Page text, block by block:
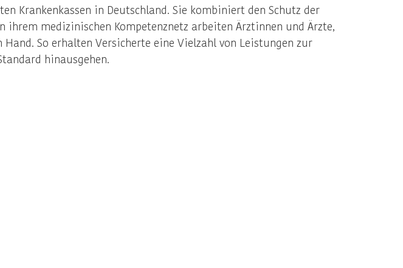
Krankenkassen in Deutschland. Sie kombiniert den Schutz der
medizinischen Kompetenznetz arbeiten Ärztinnen und Ärzte,
So erhalten Versicherte eine Vielzahl von Leistungen zur
hinausgehen.